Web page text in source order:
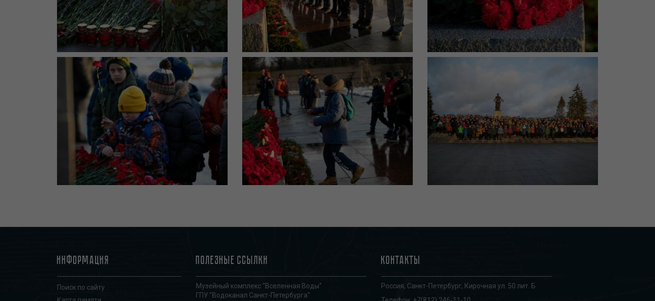
Информация
Поиск по сайту
Полезные ссылки
Музейный комплекс "Вселенная Воды"
ГПУ "Водоканал Санкт-Петербурга"
Контакты
Россия, Санкт-Петербург, Кирочная ул. 50 лит. Б